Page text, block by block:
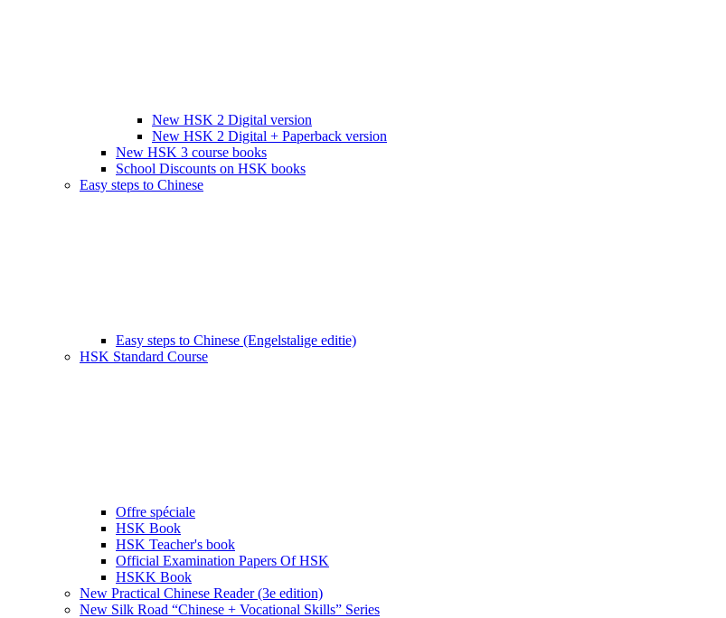
New HSK 2 Digital version
New HSK 2 Digital + Paperback version
New HSK 3 course books
School Discounts on HSK books
Easy steps to Chinese
Easy steps to Chinese (Engelstalige editie)
HSK Standard Course
Offre spéciale
HSK Book
HSK Teacher's book
Official Examination Papers Of HSK
HSKK Book
New Practical Chinese Reader (3e edition)
New Silk Road “Chinese + Vocational Skills” Series